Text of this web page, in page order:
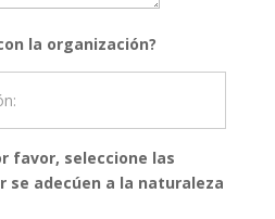
la organización?
favor, seleccione las
se adecúen a la naturaleza